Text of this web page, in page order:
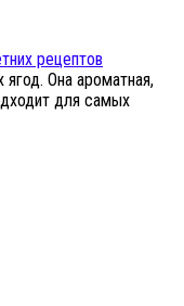
рецептов
Она ароматная,
для самых